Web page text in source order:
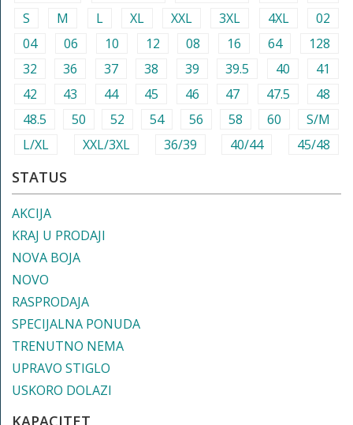
S
M L XL XXL 3XL 4XL
02
04
06 10 12 08 16 64
128
32
36 37 38 39 39.5 40
41
42
43 44 45 46 47 47.5
48
48.5
50 52 54 56 58 60
S/M
L/XL
XXL/3XL 36/39 40/44 45/48
STATUS
AKCIJA
KRAJ U PRODAJI
NOVA BOJA
NOVO
RASPRODAJA
SPECIJALNA PONUDA
TRENUTNO NEMA
UPRAVO STIGLO
USKORO DOLAZI